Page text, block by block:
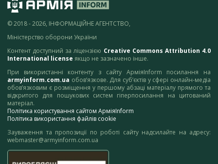
© 2018 - 2026, ІНФОРМАЦІЙНЕ АГЕНТСТВО,
Міністерство оборони України
Контент доступний за ліцензією Creative Commons Attribution 4.0
International license якщо не зазначено інше.
При використанні контенту з сайту АрміяInform посилання на
armyinform.com.ua обов’язкове. Для суб’єктів у сфері онлайн-медіа
обов’язковим є розміщення у першому абзаці матеріалу прямого та
відкритого для пошукових систем гіперпосилання на цитований
матеріал.
Політика користування сайтом АрміяInform
Політика використання файлів cookie
Зауваження та пропозиції по роботі сайту надсилайте на адресу:
webmaster@armyinform.com.ua